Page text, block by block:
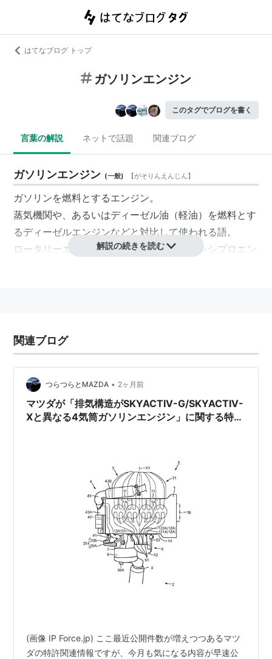
はてなブログ トップ
ガソリンエンジン
このタグでブログを書く
言葉の解説 ネットで話題 関連ブログ
ガソリンエンジン (一般) 【がそりんえんじん】
ガソリンを燃料とするエンジン。
蒸気機関や、あるいはディーゼル油（軽油）を燃料とす
るディーゼルエンジンなどと対比して使われる語。
ロータリーエンジンなどもあるが、通常はレシプロエン
どではディーゼルエンジンに一歩譲る。
解説の続きを読む
関連ブログ
つらつらとMAZDA • 2ヶ月前
マツダが「排気構造がSKYACTIV-G/SKYACTIV-
Xと異なる4気筒ガソリンエンジン」に関する特許
(画像 IP Force.jp) ここ最近公開件数が増えつつあるマツ
ダの特許関連情報ですが、今月も気になる内容が早速公